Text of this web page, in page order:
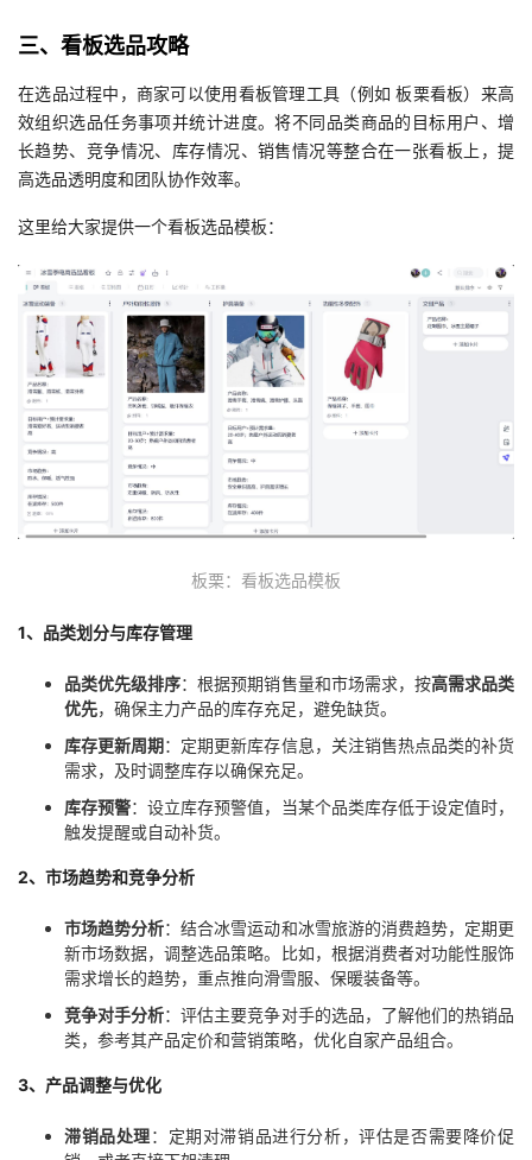
三、看板选品攻略
在选品过程中，商家可以使用看板管理工具（例如 板栗看板）来高
效组织选品任务事项并统计进度。将不同品类商品的目标用户、增
长趋势、竞争情况、库存情况、销售情况等整合在一张看板上，提
高选品透明度和团队协作效率。
这里给大家提供一个看板选品模板：
板栗：看板选品模板
1、品类划分与库存管理
品类优先级排序：根据预期销售量和市场需求，按高需求品类
优先，确保主力产品的库存充足，避免缺货。
库存更新周期：定期更新库存信息，关注销售热点品类的补货
需求，及时调整库存以确保充足。
库存预警：设立库存预警值，当某个品类库存低于设定值时，
触发提醒或自动补货。
2、市场趋势和竞争分析
市场趋势分析：结合冰雪运动和冰雪旅游的消费趋势，定期更
新市场数据，调整选品策略。比如，根据消费者对功能性服饰
需求增长的趋势，重点推向滑雪服、保暖装备等。
竞争对手分析：评估主要竞争对手的选品，了解他们的热销品
类，参考其产品定价和营销策略，优化自家产品组合。
3、产品调整与优化
滞销品处理：定期对滞销品进行分析，评估是否需要降价促